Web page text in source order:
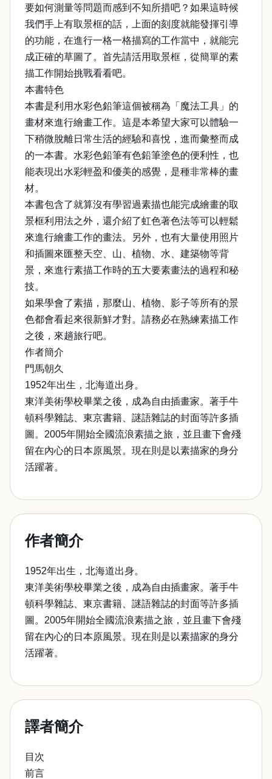
要如何測量等問題而感到不知所措吧？如果這時候
我們手上有取景框的話，上面的刻度就能發揮引導
的功能，在進行一格一格描寫的工作當中，就能完
成正確的草圖了。首先請活用取景框，從簡單的素
描工作開始挑戰看看吧。
本書特色
本書是利用水彩色鉛筆這個被稱為「魔法工具」的
畫材來進行繪畫工作。這是本希望大家可以體驗一
下稍微脫離日常生活的經驗和喜悅，進而彙整而成
的一本書。水彩色鉛筆有色鉛筆塗色的便利性，也
能表現出水彩輕盈和優美的感覺，是種非常棒的畫
材。
本書包含了就算沒有學習過素描也能完成繪畫的取
景框利用法之外，還介紹了虹色著色法等可以輕鬆
來進行繪畫工作的畫法。另外，也有大量使用照片
和插圖來匯整天空、山、植物、水、建築物等背
景，來進行素描工作時的五大要素畫法的過程和秘
技。
如果學會了素描，那麼山、植物、影子等所有的景
色都會看起來很新鮮才對。請務必在熟練素描工作
之後，來趟旅行吧。
作者簡介
門馬朝久
1952年出生，北海道出身。
東洋美術學校畢業之後，成為自由插畫家。著手牛
頓科學雜誌、東京書籍、謎語雜誌的封面等許多插
圖。2005年開始全國流浪素描之旅，並且畫下會殘
留在內心的日本原風景。現在則是以素描家的身分
活躍著。
作者簡介
1952年出生，北海道出身。
東洋美術學校畢業之後，成為自由插畫家。著手牛
頓科學雜誌、東京書籍、謎語雜誌的封面等許多插
圖。2005年開始全國流浪素描之旅，並且畫下會殘
留在內心的日本原風景。現在則是以素描家的身分
活躍著。
譯者簡介
目次
前言